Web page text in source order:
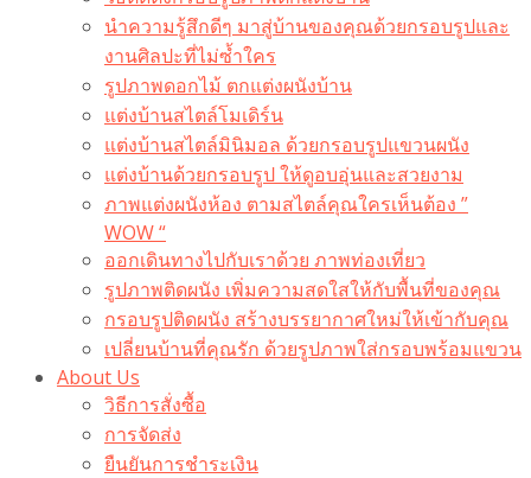
นำความรู้สึกดีๆ มาสู่บ้านของคุณด้วยกรอบรูปและ
งานศิลปะที่ไม่ซ้ำใคร
รูปภาพดอกไม้ ตกแต่งผนังบ้าน
แต่งบ้านสไตล์โมเดิร์น
แต่งบ้านสไตล์มินิมอล ด้วยกรอบรูปแขวนผนัง
แต่งบ้านด้วยกรอบรูป ให้ดูอบอุ่นและสวยงาม
ภาพแต่งผนังห้อง ตามสไตล์คุณใครเห็นต้อง ”
WOW “
ออกเดินทางไปกับเราด้วย ภาพท่องเที่ยว
รูปภาพติดผนัง เพิ่มความสดใสให้กับพื้นที่ของคุณ
กรอบรูปติดผนัง สร้างบรรยากาศใหม่ให้เข้ากับคุณ
เปลี่ยนบ้านที่คุณรัก ด้วยรูปภาพใส่กรอบพร้อมแขวน​
About Us
วิธีการสั่งซื้อ
การจัดส่ง
ยืนยันการชำระเงิน